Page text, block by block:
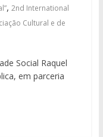
, 2nd International
Cultural e de
Social Raquel
em parceria